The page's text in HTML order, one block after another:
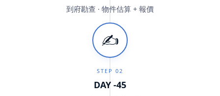
到府勘查 · 物件估算 + 報價
✍️
STEP 02
DAY -45